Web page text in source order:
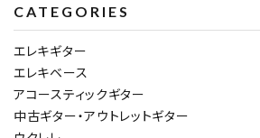
CATEGORIES
エレキギター
エレキベース
アコースティックギター
中古ギター・アウトレットギター